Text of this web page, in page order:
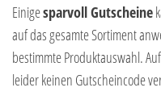
Einigesparvoll Gutscheine
auf das gesamte Sortiment
bestimmte Produktauswahl.
leider keinen Gutscheincode